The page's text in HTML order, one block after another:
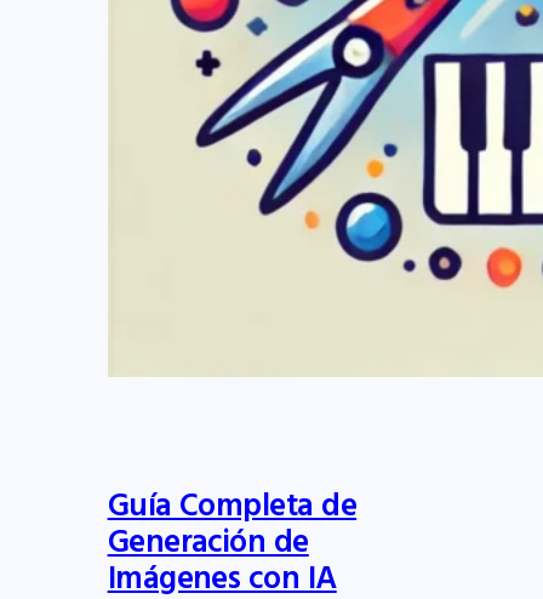
Guía Completa de
Generación de
Imágenes con IA